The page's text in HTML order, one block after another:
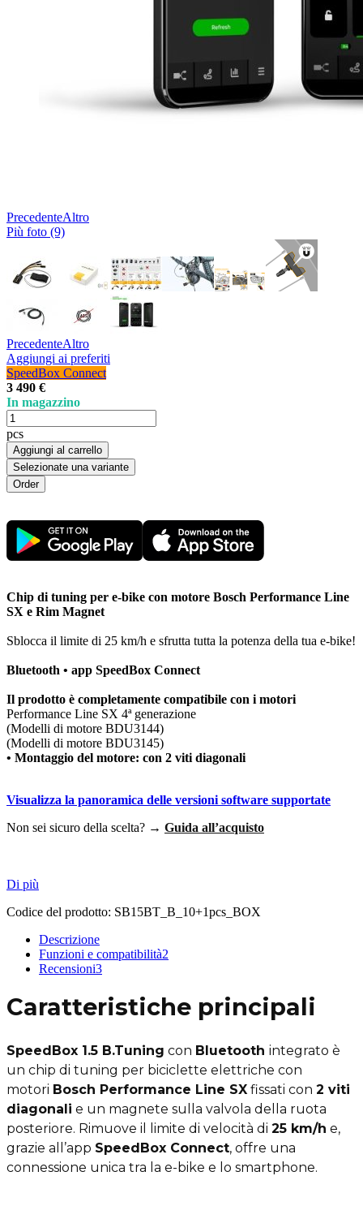
PrecedenteAltro
Più foto (9)
PrecedenteAltro
Aggiungi ai preferiti
SpeedBox Connect
3 490 €
In magazzino
pcs
Aggiungi al carrello
Selezionate una variante
Chip di tuning per e-bike con motore Bosch Performance Line
SX e Rim Magnet
Sblocca il limite di 25 km/h e sfrutta tutta la potenza della tua e-bike!
Bluetooth • app SpeedBox Connect
Il prodotto è completamente compatibile con i motori
Performance Line SX 4ª generazione
(Modelli di motore BDU3144)
(Modelli di motore BDU3145)
• Montaggio del motore: con 2 viti diagonali
Visualizza la panoramica delle versioni software supportate
Non sei sicuro della scelta? → Guida all’acquisto
Di più
Codice del prodotto: SB15BT_B_10+1pcs_BOX
Descrizione
Funzioni e compatibilità2
Recensioni3
Caratteristiche principali
SpeedBox 1.5 B.Tuning con Bluetooth integrato è
un chip di tuning per biciclette elettriche con
motori Bosch Performance Line SX fissati con 2 viti
diagonali e un magnete sulla valvola della ruota
posteriore. Rimuove il limite di velocità di 25 km/h e,
grazie all’app SpeedBox Connect, offre una
connessione unica tra la e-bike e lo smartphone.